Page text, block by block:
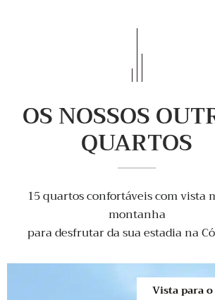
OS NOSSOS
QUARTOS
15 quartos confortáveis com vista
montanha
para desfrutar da sua estadia na
Vista para